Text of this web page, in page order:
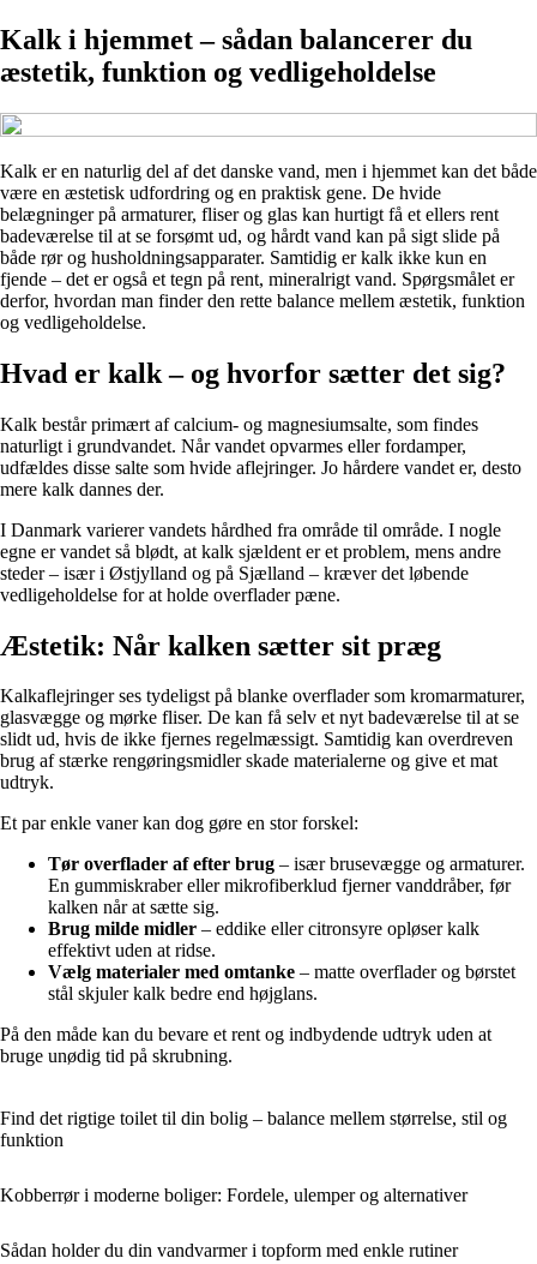
Kalk i hjemmet – sådan balancerer du
æstetik, funktion og vedligeholdelse
Kalk er en naturlig del af det danske vand, men i hjemmet kan det både
være en æstetisk udfordring og en praktisk gene. De hvide
belægninger på armaturer, fliser og glas kan hurtigt få et ellers rent
badeværelse til at se forsømt ud, og hårdt vand kan på sigt slide på
både rør og husholdningsapparater. Samtidig er kalk ikke kun en
fjende – det er også et tegn på rent, mineralrigt vand. Spørgsmålet er
derfor, hvordan man finder den rette balance mellem æstetik, funktion
og vedligeholdelse.
Hvad er kalk – og hvorfor sætter det sig?
Kalk består primært af calcium- og magnesiumsalte, som findes
naturligt i grundvandet. Når vandet opvarmes eller fordamper,
udfældes disse salte som hvide aflejringer. Jo hårdere vandet er, desto
mere kalk dannes der.
I Danmark varierer vandets hårdhed fra område til område. I nogle
egne er vandet så blødt, at kalk sjældent er et problem, mens andre
steder – især i Østjylland og på Sjælland – kræver det løbende
vedligeholdelse for at holde overflader pæne.
Æstetik: Når kalken sætter sit præg
Kalkaflejringer ses tydeligst på blanke overflader som kromarmaturer,
glasvægge og mørke fliser. De kan få selv et nyt badeværelse til at se
slidt ud, hvis de ikke fjernes regelmæssigt. Samtidig kan overdreven
brug af stærke rengøringsmidler skade materialerne og give et mat
udtryk.
Et par enkle vaner kan dog gøre en stor forskel:
Tør overflader af efter brug – især brusevægge og armaturer.
En gummiskraber eller mikrofiberklud fjerner vanddråber, før
kalken når at sætte sig.
Brug milde midler – eddike eller citronsyre opløser kalk
effektivt uden at ridse.
Vælg materialer med omtanke – matte overflader og børstet
stål skjuler kalk bedre end højglans.
På den måde kan du bevare et rent og indbydende udtryk uden at
bruge unødig tid på skrubning.
Find det rigtige toilet til din bolig – balance mellem størrelse, stil og
funktion
Kobberrør i moderne boliger: Fordele, ulemper og alternativer
Sådan holder du din vandvarmer i topform med enkle rutiner